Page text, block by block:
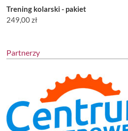
Trening kolarski - pakiet
249,00zł
Partnerzy